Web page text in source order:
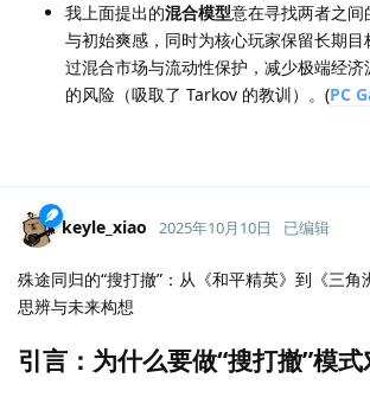
我上面提出的混合模型意在寻找两者之间
与初始爽感，同时为核心玩家保留长期目
过混合市场与流动性保护，减少极端经
的风险（吸取了 Tarkov 的教训）。(PC
keyle_xiao 2025年10月10日 已编辑
殊途同归的“搜打撤”：从《和平精英》到《三
思辨与未来构想
引言：为什么要做“搜打撤”模式